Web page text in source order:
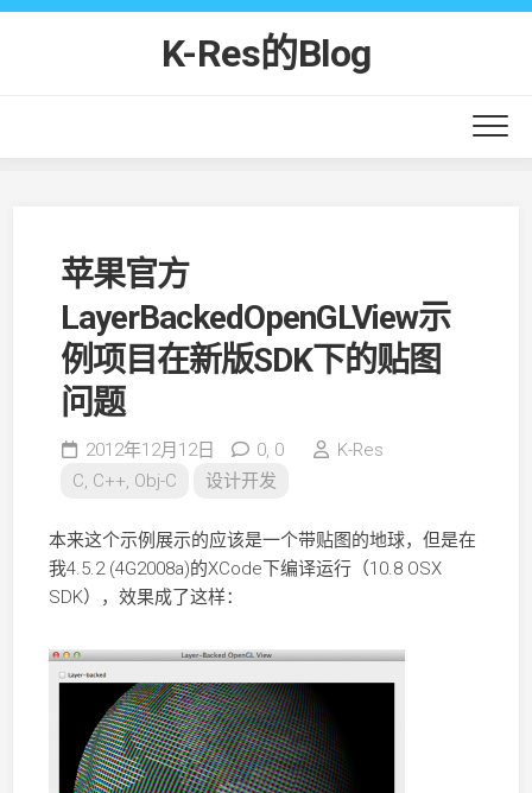
Skip
K-Res的Blog
苹果官方
LayerBackedOpenGLView示
例项目在新版SDK下的贴图
问题
2012年12月12日 0, 0
K-Res
C, C++, Obj-C
设计开发
本来这个示例展示的应该是一个带贴图的地球，但是在
我4.5.2 (4G2008a)的XCode下编译运行（10.8 OSX
SDK），效果成了这样：